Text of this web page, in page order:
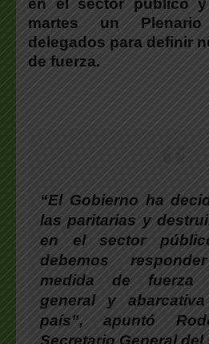
en el sector público y
martes un
delegados para definir
de fuerza.
“El Gobierno ha
las paritarias y
en el sector
debemos
medida de fuerza
general y
país”, apuntó
Secretario General